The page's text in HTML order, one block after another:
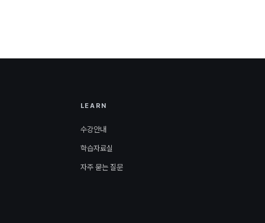
LEARN
수강안내
학습자료실
자주 묻는 질문